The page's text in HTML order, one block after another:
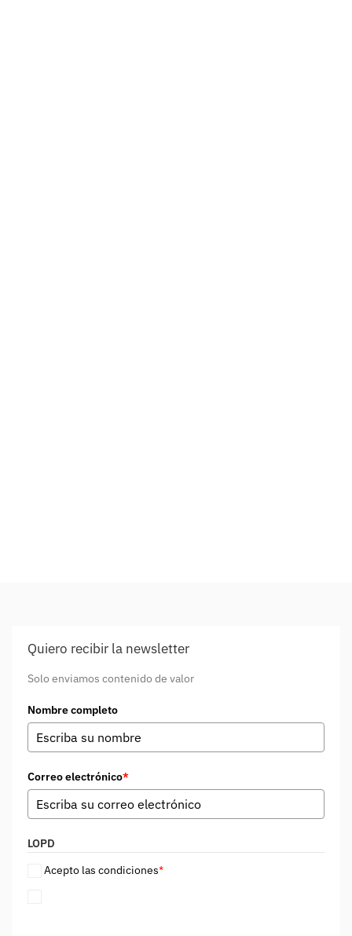
Quiero recibir la newsletter
Solo enviamos contenido de valor
Nombre completo
Correo electrónico*
LOPD
Acepto las condiciones*